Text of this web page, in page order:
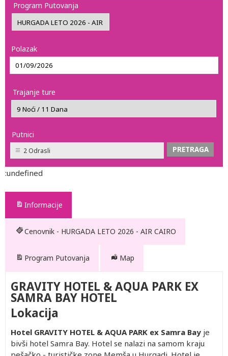
Program Putovanja
Polazak
Trajanje ture
Putnici
2 Odrasli
:undefined
Informacije
Cenovnik - HURGADA LETO 2026 - AIR CAIRO
Program Putovanja Map
GRAVITY HOTEL & AQUA PARK EX
SAMRA BAY HOTEL
Lokacija
Hotel GRAVITY HOTEL & AQUA PARK ex Samra Bay je
bivši hotel Samra Bay. Hotel se nalazi na samom kraju